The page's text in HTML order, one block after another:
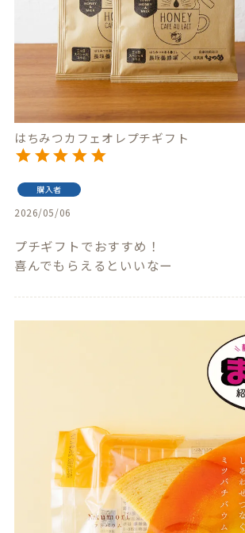
はちみつカフェオレプチギフト
購入者
2026/05/06
プチギフトでおすすめ！
喜んでもらえるといいなー